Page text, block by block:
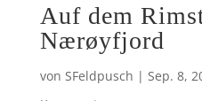
Auf dem
Nærøyfjord
von SFeldpusch | Sep. 8,